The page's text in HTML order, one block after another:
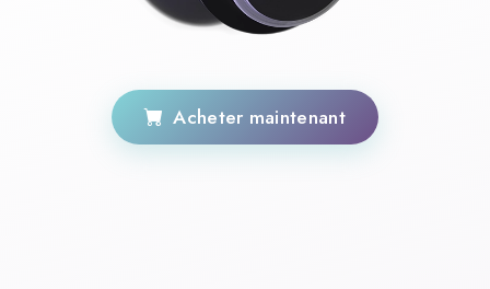
Acheter maintenant